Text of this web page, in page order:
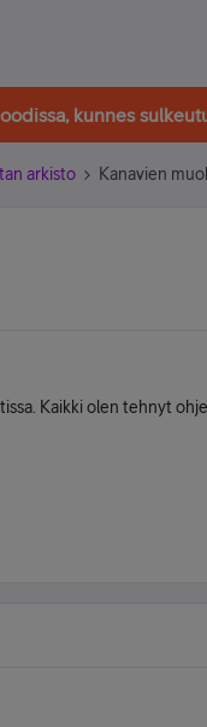
kunnes
arkisto Kanavien
Kaikki olen tehnyt